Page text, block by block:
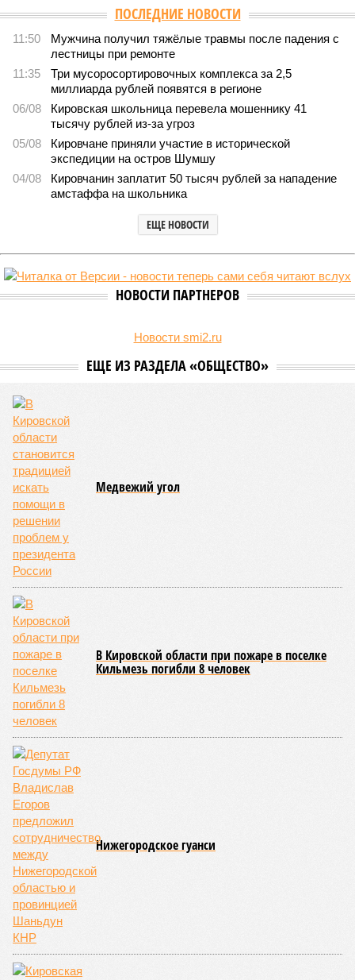
ПОСЛЕДНИЕ НОВОСТИ
11:50
Мужчина получил тяжёлые травмы после падения с
лестницы при ремонте
11:35
Три мусоросортировочных комплекса за 2,5
миллиарда рублей появятся в регионе
06/08
Кировская школьница перевела мошеннику 41
тысячу рублей из-за угроз
05/08
Кировчане приняли участие в исторической
экспедиции на остров Шумшу
04/08
Кировчанин заплатит 50 тысяч рублей за нападение
амстаффа на школьника
ЕЩЕ НОВОСТИ
НОВОСТИ ПАРТНЕРОВ
Новости smi2.ru
ЕЩЕ ИЗ РАЗДЕЛА «ОБЩЕСТВО»
Медвежий угол
В Кировской области при пожаре в поселке
Кильмезь погибли 8 человек
Нижегородское гуанси